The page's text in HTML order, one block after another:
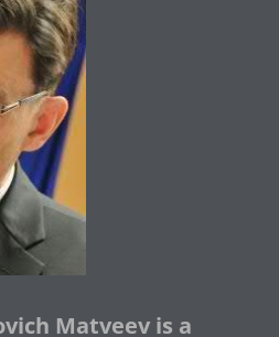
Matveev is a